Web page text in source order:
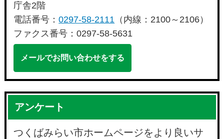
庁舎2階
電話番号：0297-58-2111 （内線：2100～2106）
ファクス番号：0297-58-5631
メールでお問い合わせをする
アンケート
つくばみらい市ホームページをより良いサ